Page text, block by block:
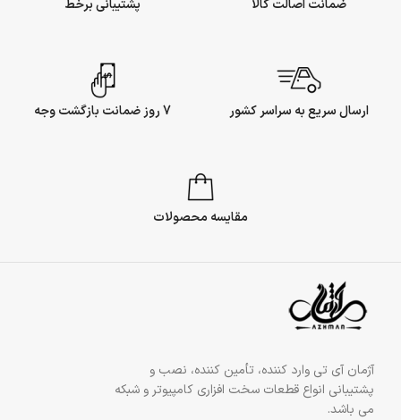
ضمانت اصالت کالا پشتیبانی برخط
ارسال سریع به سراسر کشور 7 روز ضمانت بازگشت وجه
مقایسه محصولات
آژمان آی تی وارد کننده، تأمین کننده، نصب و
پشتیبانی انواع قطعات سخت افزاری کامپیوتر و شبکه
می باشد.